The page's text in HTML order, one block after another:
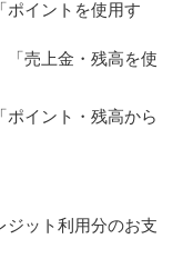
イントを使用す
売上金・残高を使
ポイント・残高から
ジット利用分のお支